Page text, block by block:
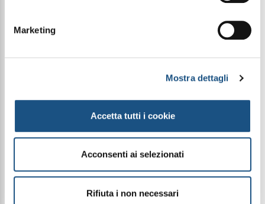
Marketing
Mostra dettagli
Accetta tutti i cookie
Acconsenti ai selezionati
Rifiuta i non necessari
Gelsomino, dando vita a un accordo elegante e
armonioso.
cremosità, mentre Muschio, Legno di Cedro e
PIRAMIDE OLFATTIVA
Petitgrain
Ambra Grigia